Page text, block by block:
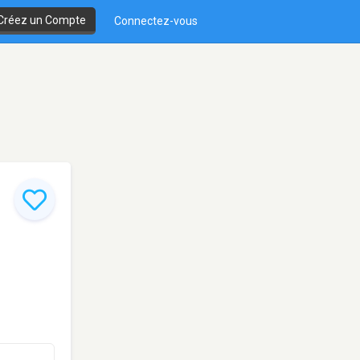
un Compte Connectez-vous